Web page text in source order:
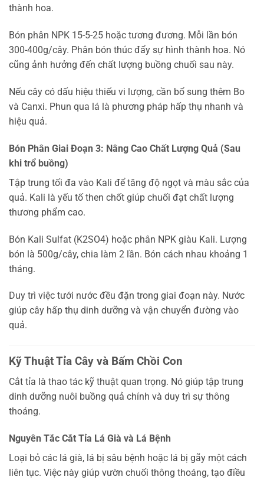
thành hoa.
Bón phân NPK 15-5-25 hoặc tương đương. Mỗi lần bón
300-400g/cây. Phân bón thúc đẩy sự hình thành hoa. Nó
cũng ảnh hưởng đến chất lượng buồng chuối sau này.
Nếu cây có dấu hiệu thiếu vi lượng, cần bổ sung thêm Bo
và Canxi. Phun qua lá là phương pháp hấp thụ nhanh và
hiệu quả.
Bón Phân Giai Đoạn 3: Nâng Cao Chất Lượng Quả (Sau
khi trổ buồng)
Tập trung tối đa vào Kali để tăng độ ngọt và màu sắc của
quả. Kali là yếu tố then chốt giúp chuối đạt chất lượng
thương phẩm cao.
Bón Kali Sulfat (K2SO4) hoặc phân NPK giàu Kali. Lượng
bón là 500g/cây, chia làm 2 lần. Bón cách nhau khoảng 1
tháng.
Duy trì việc tưới nước đều đặn trong giai đoạn này. Nước
giúp cây hấp thụ dinh dưỡng và vận chuyển đường vào
quả.
Kỹ Thuật Tỉa Cây và Bấm Chồi Con
Cắt tỉa là thao tác kỹ thuật quan trọng. Nó giúp tập trung
dinh dưỡng nuôi buồng quả chính và duy trì sự thông
thoáng.
Nguyên Tắc Cắt Tỉa Lá Già và Lá Bệnh
Loại bỏ các lá già, lá bị sâu bệnh hoặc lá bị gãy một cách
liên tục. Việc này giúp vườn chuối thông thoáng, tạo điều